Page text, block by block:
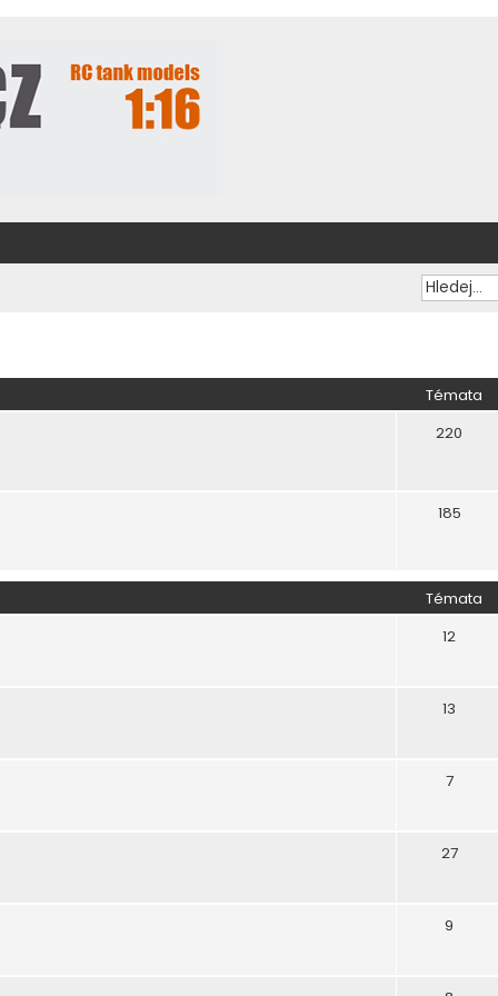
Témata
220
185
Témata
12
13
7
27
9